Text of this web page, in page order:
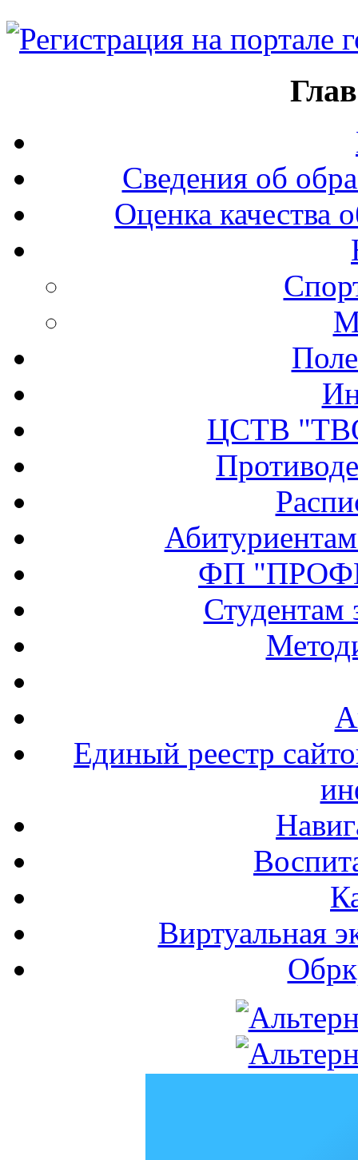
Сведения об
Оценка качества
ЦСТВ
ФП
Студентам
Единый реестр
Виртуальная